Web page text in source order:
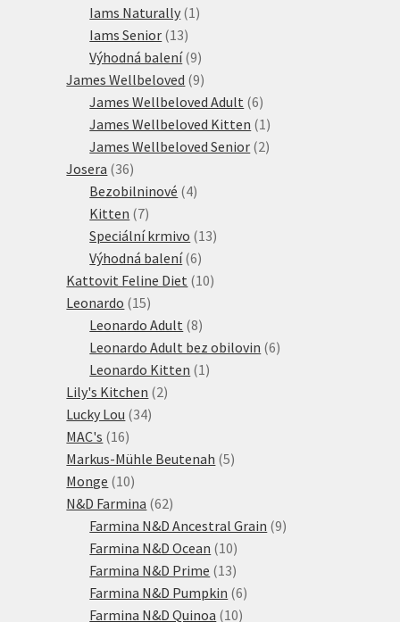
Iams Naturally 1 1
Iams Senior 1313
produktů
Výhodná balení 99
produktů
James Wellbeloved 99
produktů
James Wellbeloved Adult 66
produktů
James Wellbeloved Kitten 1 1
produkt
James Wellbeloved Senior 22
Josera 3636
produktů
Bezobilninové 44
Kitten 77
produktů
Speciální krmivo 1313
Výhodná balení 66
produktů
Kattovit Feline Diet 1010
Leonardo 1515
produktů
Leonardo Adult 88
produktů
Leonardo Adult bez obilovin 66
Leonardo Kitten 1 1
Lily's Kitchen 22
Lucky Lou 3434
MAC's 1616
produktů
Markus-Mühle Beutenah 55
Monge 1010
produktů
N&D Farmina 6262
produktů
Farmina N&D Ancestral Grain 99
Farmina N&D Ocean 1010
produktů
Farmina N&D Prime 1313
produktů
Farmina N&D Pumpkin 66
Farmina N&D Quinoa 1010